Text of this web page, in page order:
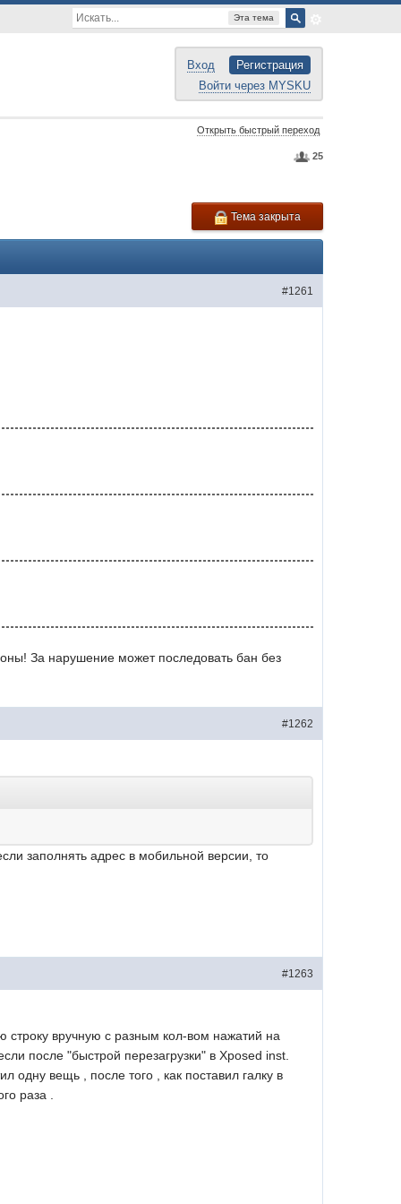
Эта тема
Вход
Регистрация
Войти через MYSKU
Открыть быстрый переход
25
Тема закрыта
#1261
За нарушение может последовать бан без
#1262
заполнять адрес в мобильной версии, то
#1263
вручную с разным кол-вом нажатий на
после "быстрой перезагрузки" в Xposed inst.
одну вещь , после того , как поставил галку в
раза .